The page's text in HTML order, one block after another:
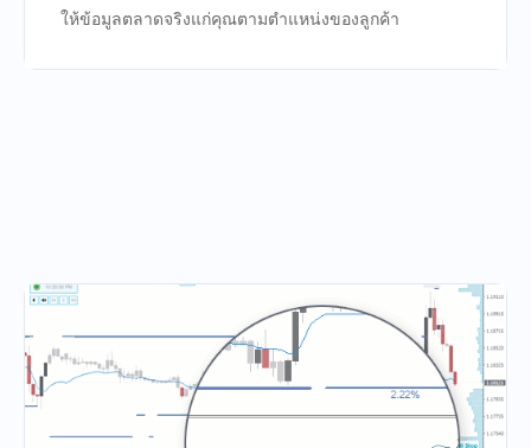
ให้ข้อมูลตลาดจริงแก่คุณตามตำแหน่งของลูกค้า